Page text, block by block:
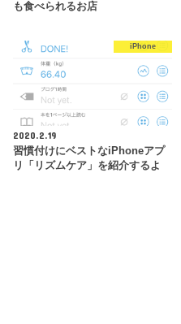
も食べられるお店
iPhone
2020.2.19
習慣付けにベストなiPhoneアプ
リ「リズムケア」を紹介するよ